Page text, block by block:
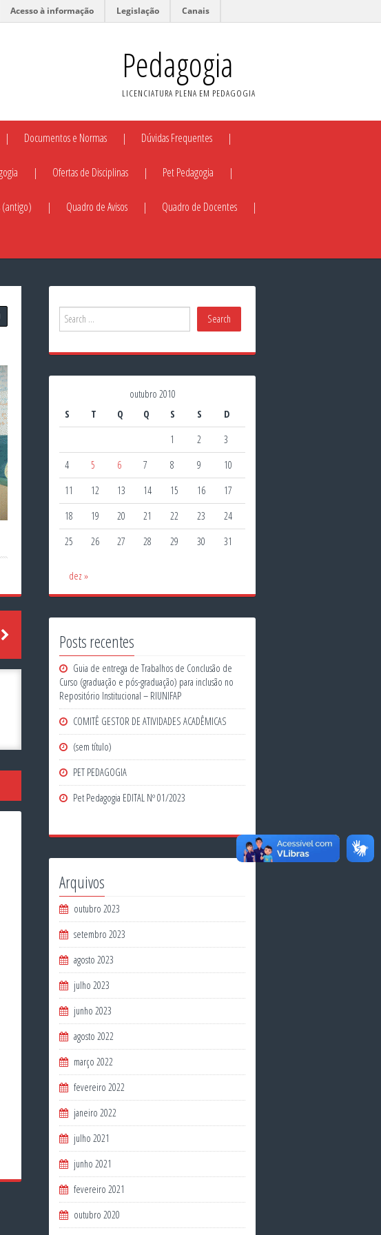
Acesso à informação Legislação Canais
Pedagogia
LICENCIATURA PLENA EM PEDAGOGIA
Documentos e Normas Dúvidas Frequentes
Ofertas de Disciplinas Pet Pedagogia
(antigo) Quadro de Avisos Quadro de Docentes
outubro 2010
S
T Q Q S S
D
1
2
3
4
5 6 7 8 9
10
11
12 13 14 15 16
17
18
19 20 21 22 23
24
25
26 27 28 29 30 31
dez »
Posts recentes
Guia de entrega de Trabalhos de Conclusão de
Curso (graduação e pós-graduação) para inclusão no
Repositório Institucional – RIUNIFAP
COMITÊ GESTOR DE ATIVIDADES ACADÊMICAS
(sem título)
PET PEDAGOGIA
Pet Pedagogia EDITAL Nº 01/2023
Arquivos
outubro 2023
setembro 2023
agosto 2023
julho 2023
junho 2023
agosto 2022
março 2022
fevereiro 2022
janeiro 2022
julho 2021
junho 2021
fevereiro 2021
outubro 2020